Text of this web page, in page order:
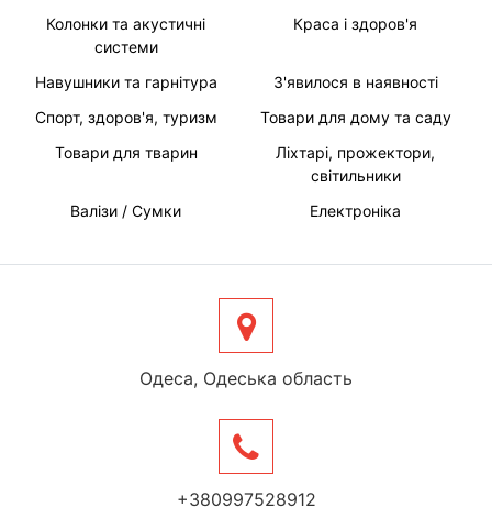
Колонки та акустичні
системи
Краса і здоров'я
Навушники та гарнітура
З'явилося в наявності
Спорт, здоров'я, туризм
Товари для дому та саду
Товари для тварин
Ліхтарі, прожектори,
світильники
Валізи / Сумки
Електроніка
Одеса, Одеська область
+380997528912